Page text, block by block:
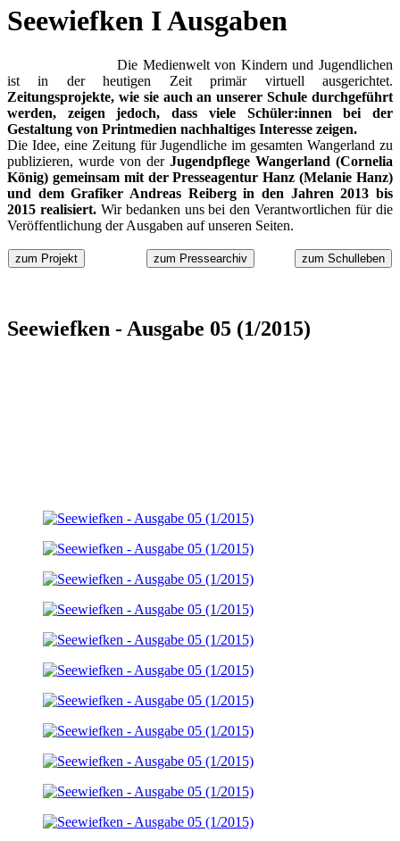
Seewiefken I Ausgaben
Die Medienwelt von Kindern und Jugendlichen
ist in der heutigen Zeit primär virtuell ausgerichtet.
Zeitungsprojekte, wie sie auch an unserer Schule durchgeführt
werden, zeigen jedoch, dass viele Schüler:innen bei der
Gestaltung von Printmedien nachhaltiges Interesse zeigen.
Die Idee, eine Zeitung für Jugendliche im gesamten Wangerland zu
publizieren, wurde von der Jugendpflege Wangerland (Cornelia
König) gemeinsam mit der Presseagentur Hanz (Melanie Hanz)
und dem Grafiker Andreas Reiberg in den Jahren 2013 bis
2015 realisiert.Wir bedanken uns bei den Verantwortlichen für die
Veröffentlichung der Ausgaben auf unseren Seiten.
zum Projekt zum Pressearchiv zum Schulleben
Seewiefken - Ausgabe 05 (1/2015)